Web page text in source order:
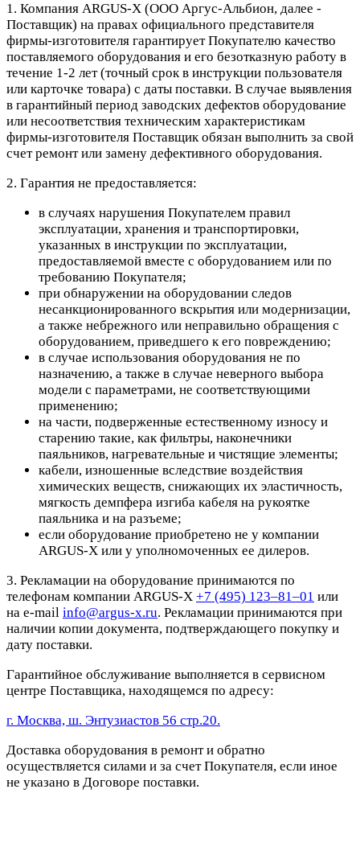
1. Компания ARGUS-X (ООО Аргус-Альбион, далее -
Поставщик) на правах официального представителя
фирмы-изготовителя гарантирует Покупателю качество
поставляемого оборудования и его безотказную работу в
течение 1-2 лет (точный срок в инструкции пользователя
или карточке товара) с даты поставки. В случае выявления
в гарантийный период заводских дефектов оборудование
или несоответствия техническим характеристикам
фирмы-изготовителя Поставщик обязан выполнить за свой
счет ремонт или замену дефективного оборудования.
2. Гарантия не предоставляется:
в случаях нарушения Покупателем правил
эксплуатации, хранения и транспортировки,
указанных в инструкции по эксплуатации,
предоставляемой вместе с оборудованием или по
требованию Покупателя;
при обнаружении на оборудовании следов
несанкционированного вскрытия или модернизации,
а также небрежного или неправильно обращения с
оборудованием, приведшего к его повреждению;
в случае использования оборудования не по
назначению, а также в случае неверного выбора
модели с параметрами, не соответствующими
применению;
на части, подверженные естественному износу и
старению такие, как фильтры, наконечники
паяльников, нагревательные и чистящие элементы;
кабели, изношенные вследствие воздействия
химических веществ, снижающих их эластичность,
мягкость демпфера изгиба кабеля на рукоятке
паяльника и на разъеме;
если оборудование приобретено не у компании
ARGUS-X или у уполномоченных ее дилеров.
3. Рекламации на оборудование принимаются по
телефонам компании ARGUS-X +7 (495) 123–81–01 или
на e-mail info@argus-x.ru. Рекламации принимаются при
наличии копии документа, подтверждающего покупку и
дату поставки.
Гарантийное обслуживание выполняется в сервисном
центре Поставщика, находящемся по адресу:
г. Москва, ш. Энтузиастов 56 стр.20.
Доставка оборудования в ремонт и обратно
осуществляется силами и за счет Покупателя, если иное
не указано в Договоре поставки.